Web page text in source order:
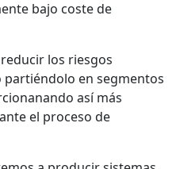
bajo coste de
los riesgos
en segmentos
así más
el proceso de